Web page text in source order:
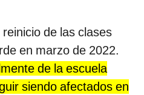
de las clases
en marzo de 2022.
de la escuela
siendo afectados en